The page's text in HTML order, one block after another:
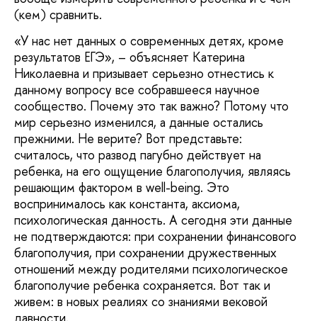
(кем) сравнить.
«У нас нет данных о современных детях, кроме
результатов ЕГЭ», – объясняет Катерина
Николаевна и призывает серьезно отнестись к
данному вопросу все собравшееся научное
сообщество. Почему это так важно? Потому что
мир серьезно изменился, а данные остались
прежними. Не верите? Вот представьте:
считалось, что развод пагубно действует на
ребенка, на его ощущение благополучия, являясь
решающим фактором в well-being. Это
воспринималось как константа, аксиома,
психологическая данность. А сегодня эти данные
не подтверждаются: при сохранении финансового
благополучия, при сохранении дружественных
отношений между родителями психологическое
благополучие ребенка сохраняется. Вот так и
живем: в новых реалиях со знаниями вековой